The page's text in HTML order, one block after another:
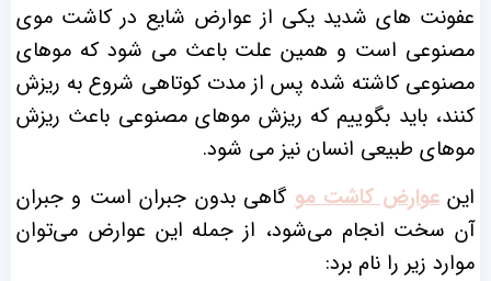
عفونت های شدید یکی از عوارض شایع در کاشت موی
مصنوعی است و همین علت باعث می شود که موهای
مصنوعی کاشته شده پس از مدت کوتاهی شروع به ریزش
کنند، باید بگوییم که ریزش موهای مصنوعی باعث ریزش
موهای طبیعی انسان نیز می شود.
اینعوارض کاشت مو گاهی بدون جبران است و جبران
آن سخت انجام می‌شود، از جمله این عوارض می‌توان
موارد زیر را نام برد: